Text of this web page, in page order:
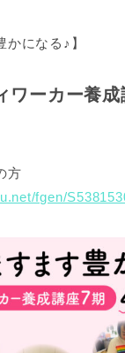
かになる♪】
ワーカー養
方
fgen/